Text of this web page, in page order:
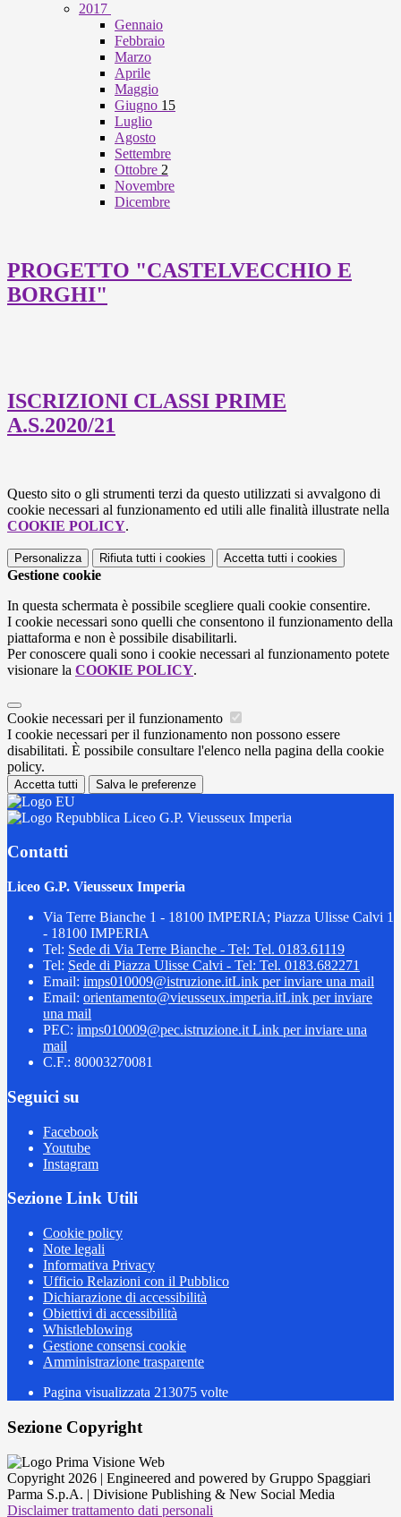
2017
Gennaio
Febbraio
Marzo
Aprile
Maggio
Giugno 15
Luglio
Agosto
Settembre
Ottobre 2
Novembre
Dicembre
PROGETTO "CASTELVECCHIO E
BORGHI"
ISCRIZIONI CLASSI PRIME
A.S.2020/21
Questo sito o gli strumenti terzi da questo utilizzati si avvalgono di
cookie necessari al funzionamento ed utili alle finalità illustrate nella
COOKIE POLICY.
Personalizza Rifiuta tutti i cookies Accetta tutti i cookies
Gestione cookie
In questa schermata è possibile scegliere quali cookie consentire.
I cookie necessari sono quelli che consentono il funzionamento della
piattaforma e non è possibile disabilitarli.
Per conoscere quali sono i cookie necessari al funzionamento potete
visionare la COOKIE POLICY.
Cookie necessari per il funzionamento
I cookie necessari per il funzionamento non possono essere
disabilitati. È possibile consultare l'elenco nella pagina della cookie
policy.
Accetta tutti Salva le preferenze
Liceo G.P. Vieusseux Imperia
Contatti
Liceo G.P. Vieusseux Imperia
Via Terre Bianche 1 - 18100 IMPERIA; Piazza Ulisse Calvi 1
- 18100 IMPERIA
Tel: Sede di Via Terre Bianche - Tel: Tel. 0183.61119
Tel: Sede di Piazza Ulisse Calvi - Tel: Tel. 0183.682271
Email: imps010009@istruzione.itLink per inviare una mail
Email: orientamento@vieusseux.imperia.itLink per inviare
una mail
PEC: imps010009@pec.istruzione.it Link per inviare una
mail
C.F.: 80003270081
Seguici su
Facebook
Youtube
Instagram
Sezione Link Utili
Cookie policy
Note legali
Informativa Privacy
Ufficio Relazioni con il Pubblico
Dichiarazione di accessibilità
Obiettivi di accessibilità
Whistleblowing
Gestione consensi cookie
Amministrazione trasparente
Pagina visualizzata 213075 volte
Sezione Copyright
Copyright 2026 | Engineered and powered by Gruppo Spaggiari
Parma S.p.A. | Divisione Publishing & New Social Media
Disclaimer trattamento dati personali